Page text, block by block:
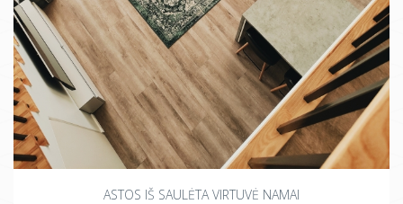
ASTOS IŠ SAULĖTA VIRTUVĖ NAMAI